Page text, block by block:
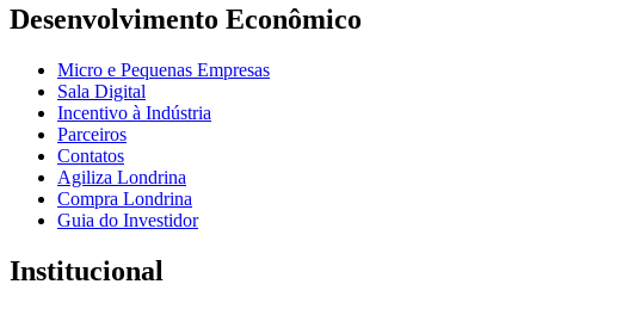
Desenvolvimento Econômico
Micro e Pequenas Empresas
Sala Digital
Incentivo à Indústria
Parceiros
Contatos
Agiliza Londrina
Compra Londrina
Guia do Investidor
Institucional